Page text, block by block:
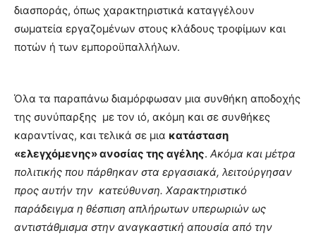
διασποράς, όπως χαρακτηριστικά καταγγέλουν
σωματεία εργαζομένων στους κλάδους τροφίμων και
ποτών ή των εμποροϋπαλλήλων.
Όλα τα παραπάνω διαμόρφωσαν μια συνθήκη αποδοχής
της συνύπαρξης με τον ιό, ακόμη και σε συνθήκες
καραντίνας, και τελικά σε μια κατάσταση
«ελεγχόμενης» ανοσίας της αγέλης. Ακόμα και μέτρα
πολιτικής που πάρθηκαν στα εργασιακά, λειτούργησαν
προς αυτήν την κατεύθυνση. Χαρακτηριστικό
παράδειγμα η θέσπιση απλήρωτων υπερωριών ως
αντιστάθμισμα στην αναγκαστική απουσία από την